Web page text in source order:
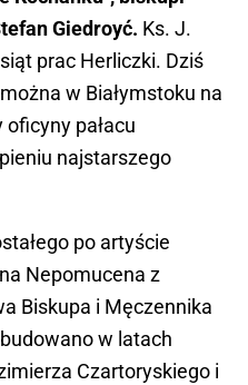
Giedroyć. Ks. J.
prac Herliczki. Dziś
w Białymstoku na
pałacu
naj­starszego
po artyście
Nepomucena z
Biskupa i Męczennika
w latach
Czartoryskiego i